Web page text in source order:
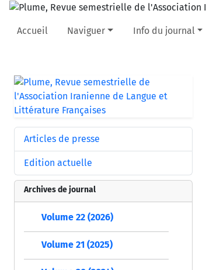
Accueil Naviguer Info du journal
Articles de presse
Edition actuelle
Archives de journal
Volume 22 (2026)
Volume 21 (2025)